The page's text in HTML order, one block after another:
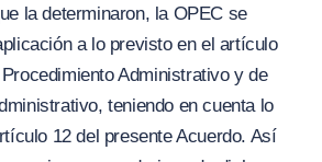
la determinaron, la OPEC se
a lo previsto en el artículo
Administrativo y de
teniendo en cuenta lo
12 del presente Acuerdo. Así